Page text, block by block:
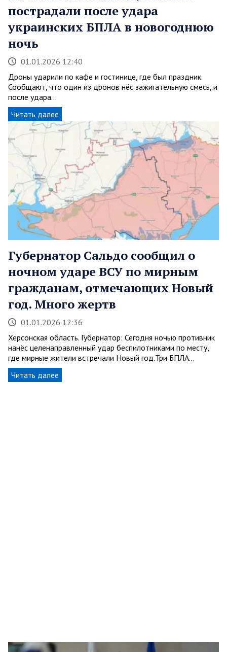
пострадали после удара
украинских БПЛА в новогоднюю
ночь
01.01.2026 12:40
Дроны ударили по кафе и гостинице, где был праздник.
Сообщают, что один из дронов нёс зажигательную смесь, и
после удара…
Читать далее
Губернатор Сальдо сообщил о
ночном ударе ВСУ по мирным
гражданам, отмечающих Новый
год. Много жертв
01.01.2026 12:36
Херсонская область. Губернатор: Сегодня ночью противник
нанёс целенаправленный удар беспилотниками по месту,
где мирные жители встречали Новый год.Три БПЛА…
Читать далее